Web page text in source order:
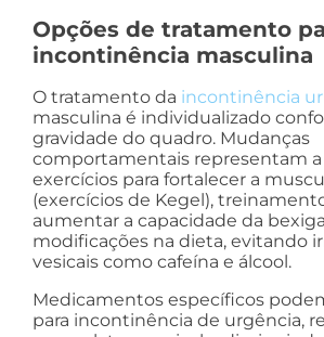
Opções de tratamento
incontinência masculina
O tratamento da incontinência
masculina é individualizado
gravidade do quadro. Mudanças
comportamentais representam a
exercícios para fortalecer a
(exercícios de Kegel),
aumentar a capacidade da
modificações na dieta, evitando
vesicais como cafeína e álcool.
Medicamentos específicos
para incontinência de urgência,